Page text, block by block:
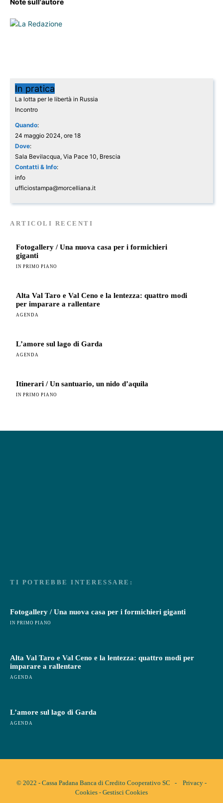
Note sull'autore
In pratica
La lotta per le libertà in Russia
Incontro
Quando:
24 maggio 2024, ore 18
Dove:
Sala Bevilacqua, Via Pace 10, Brescia
Contatti & Info:
info
ufficiostampa@morcelliana.it
ARTICOLI RECENTI
Fotogallery / Una nuova casa per i formichieri
giganti
IN PRIMO PIANO
Alta Val Taro e Val Ceno e la lentezza: quattro modi
per imparare a rallentare
AGENDA
L’amore sul lago di Garda
AGENDA
Itinerari / Un santuario, un nido d’aquila
IN PRIMO PIANO
TI POTREBBE INTERESSARE:
Fotogallery / Una nuova casa per i formichieri giganti
IN PRIMO PIANO
Alta Val Taro e Val Ceno e la lentezza: quattro modi per
imparare a rallentare
AGENDA
L’amore sul lago di Garda
AGENDA
© 2022 - Cassa Padana Banca di Credito Cooperativo SC - Privacy -
Cookies - Gestisci Cookies